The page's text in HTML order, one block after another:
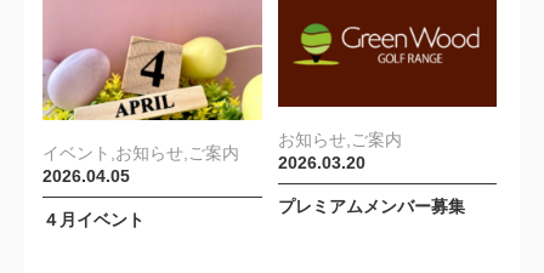
イベント,お知らせ,ご案内
2026.04.05
４月イベント
お知らせ,ご案内
2026.03.20
プレミアムメンバー募集